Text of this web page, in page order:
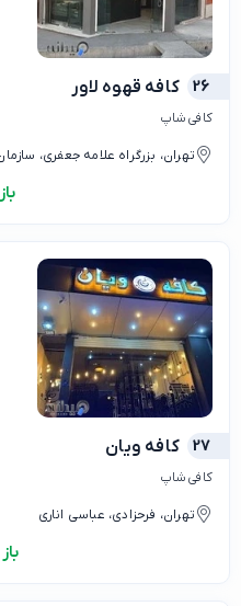
26 کافه قهوه لاور
کافی شاپ
تهران، بزرگراه علامه جعفری،
باز
27 کافه ویان
کافی شاپ
تهران، فرحزادی، عباسی اناری
باز